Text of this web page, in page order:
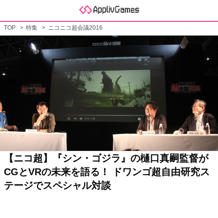
TOP 特集 ニコニコ超会議2016
【ニコ超】『シン・ゴジラ』の樋口真嗣監督が
CGとVRの未来を語る！ ドワンゴ超自由研究ス
テージでスペシャル対談